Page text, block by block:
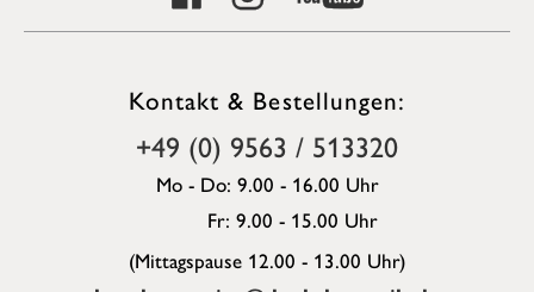
Kontakt & Bestellungen:
+49 (0) 9563 / 513320
Mo - Do: 9.00 - 16.00 Uhr
Fr: 9.00 - 15.00 Uhr
(Mittagspause 12.00 - 13.00 Uhr)